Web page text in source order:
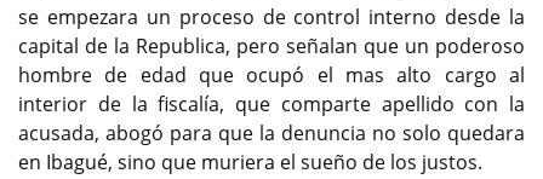
se empezara un proceso de control interno desde la
capital de la Republica, pero señalan que un poderoso
hombre de edad que ocupó el mas alto cargo al
interior de la fiscalía, que comparte apellido con la
acusada, abogó para que la denuncia no solo quedara
en Ibagué, sino que muriera el sueño de los justos.